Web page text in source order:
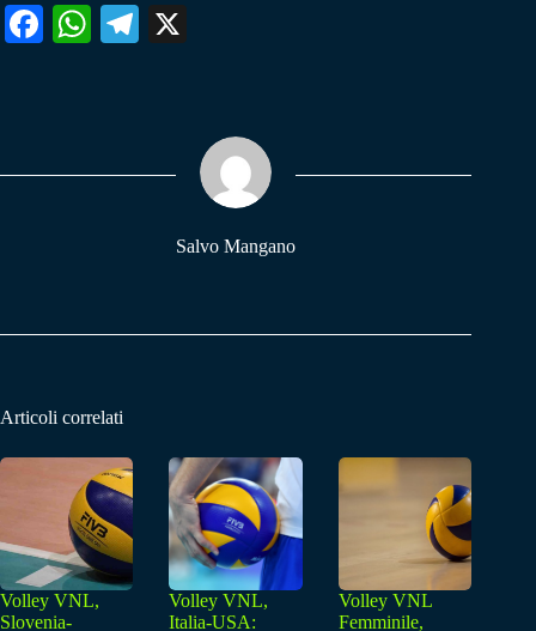
Fa W
pp
Te
m
Salvo Mangano
Articoli correlati
Volley VNL,
Slovenia-
Volley VNL,
Italia-USA:
Volley VNL
Femminile,